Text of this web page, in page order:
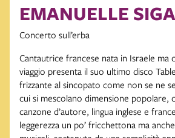
EMANUELLE
Concerto sull’erba
Cantautrice francese nata in Israele ma
viaggio presenta il suo ultimo disco
frizzante al sincopato come non se ne
cui si mescolano dimensione popolare,
canzone d’autore, lingua inglese e
leggerezza un po’ fricchettona ma